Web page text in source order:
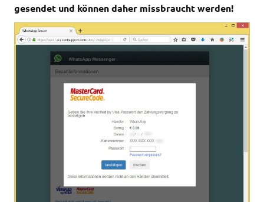
gesendet und können daher missbraucht werden!